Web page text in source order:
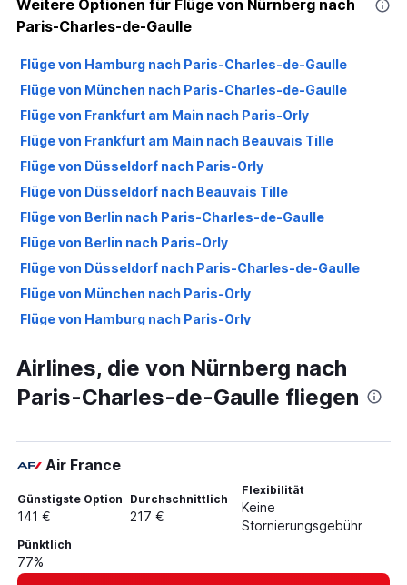
Weitere Optionen für Flüge von Nürnberg nach
Paris-Charles-de-Gaulle
Flüge von Hamburg nach Paris-Charles-de-Gaulle
Flüge von München nach Paris-Charles-de-Gaulle
Flüge von Frankfurt am Main nach Paris-Orly
Flüge von Frankfurt am Main nach Beauvais Tille
Flüge von Düsseldorf nach Paris-Orly
Flüge von Düsseldorf nach Beauvais Tille
Flüge von Berlin nach Paris-Charles-de-Gaulle
Flüge von Berlin nach Paris-Orly
Flüge von Düsseldorf nach Paris-Charles-de-Gaulle
Flüge von München nach Paris-Orly
Flüge von Hamburg nach Paris-Orly
Flüge von Hamburg nach Beauvais Tille
Flüge von Berlin nach Beauvais Tille
Flüge von Frankfurt Hahn nach Paris-Orly
Flüge von Frankfurt Hahn nach Paris-Charles-de-Gaulle
Flüge von Hannover nach Paris-Orly
Flüge von Hannover nach Beauvais Tille
Flüge von Bremen nach Paris-Charles-de-Gaulle
Flüge von Bremen nach Paris-Orly
Airlines, die von Nürnberg nach
Paris-Charles-de-Gaulle fliegen
Air France
Günstigste Option
141 €
Durchschnittlich
217 €
Flexibilität
Keine
Stornierungsgebühr
Pünktlich
77%